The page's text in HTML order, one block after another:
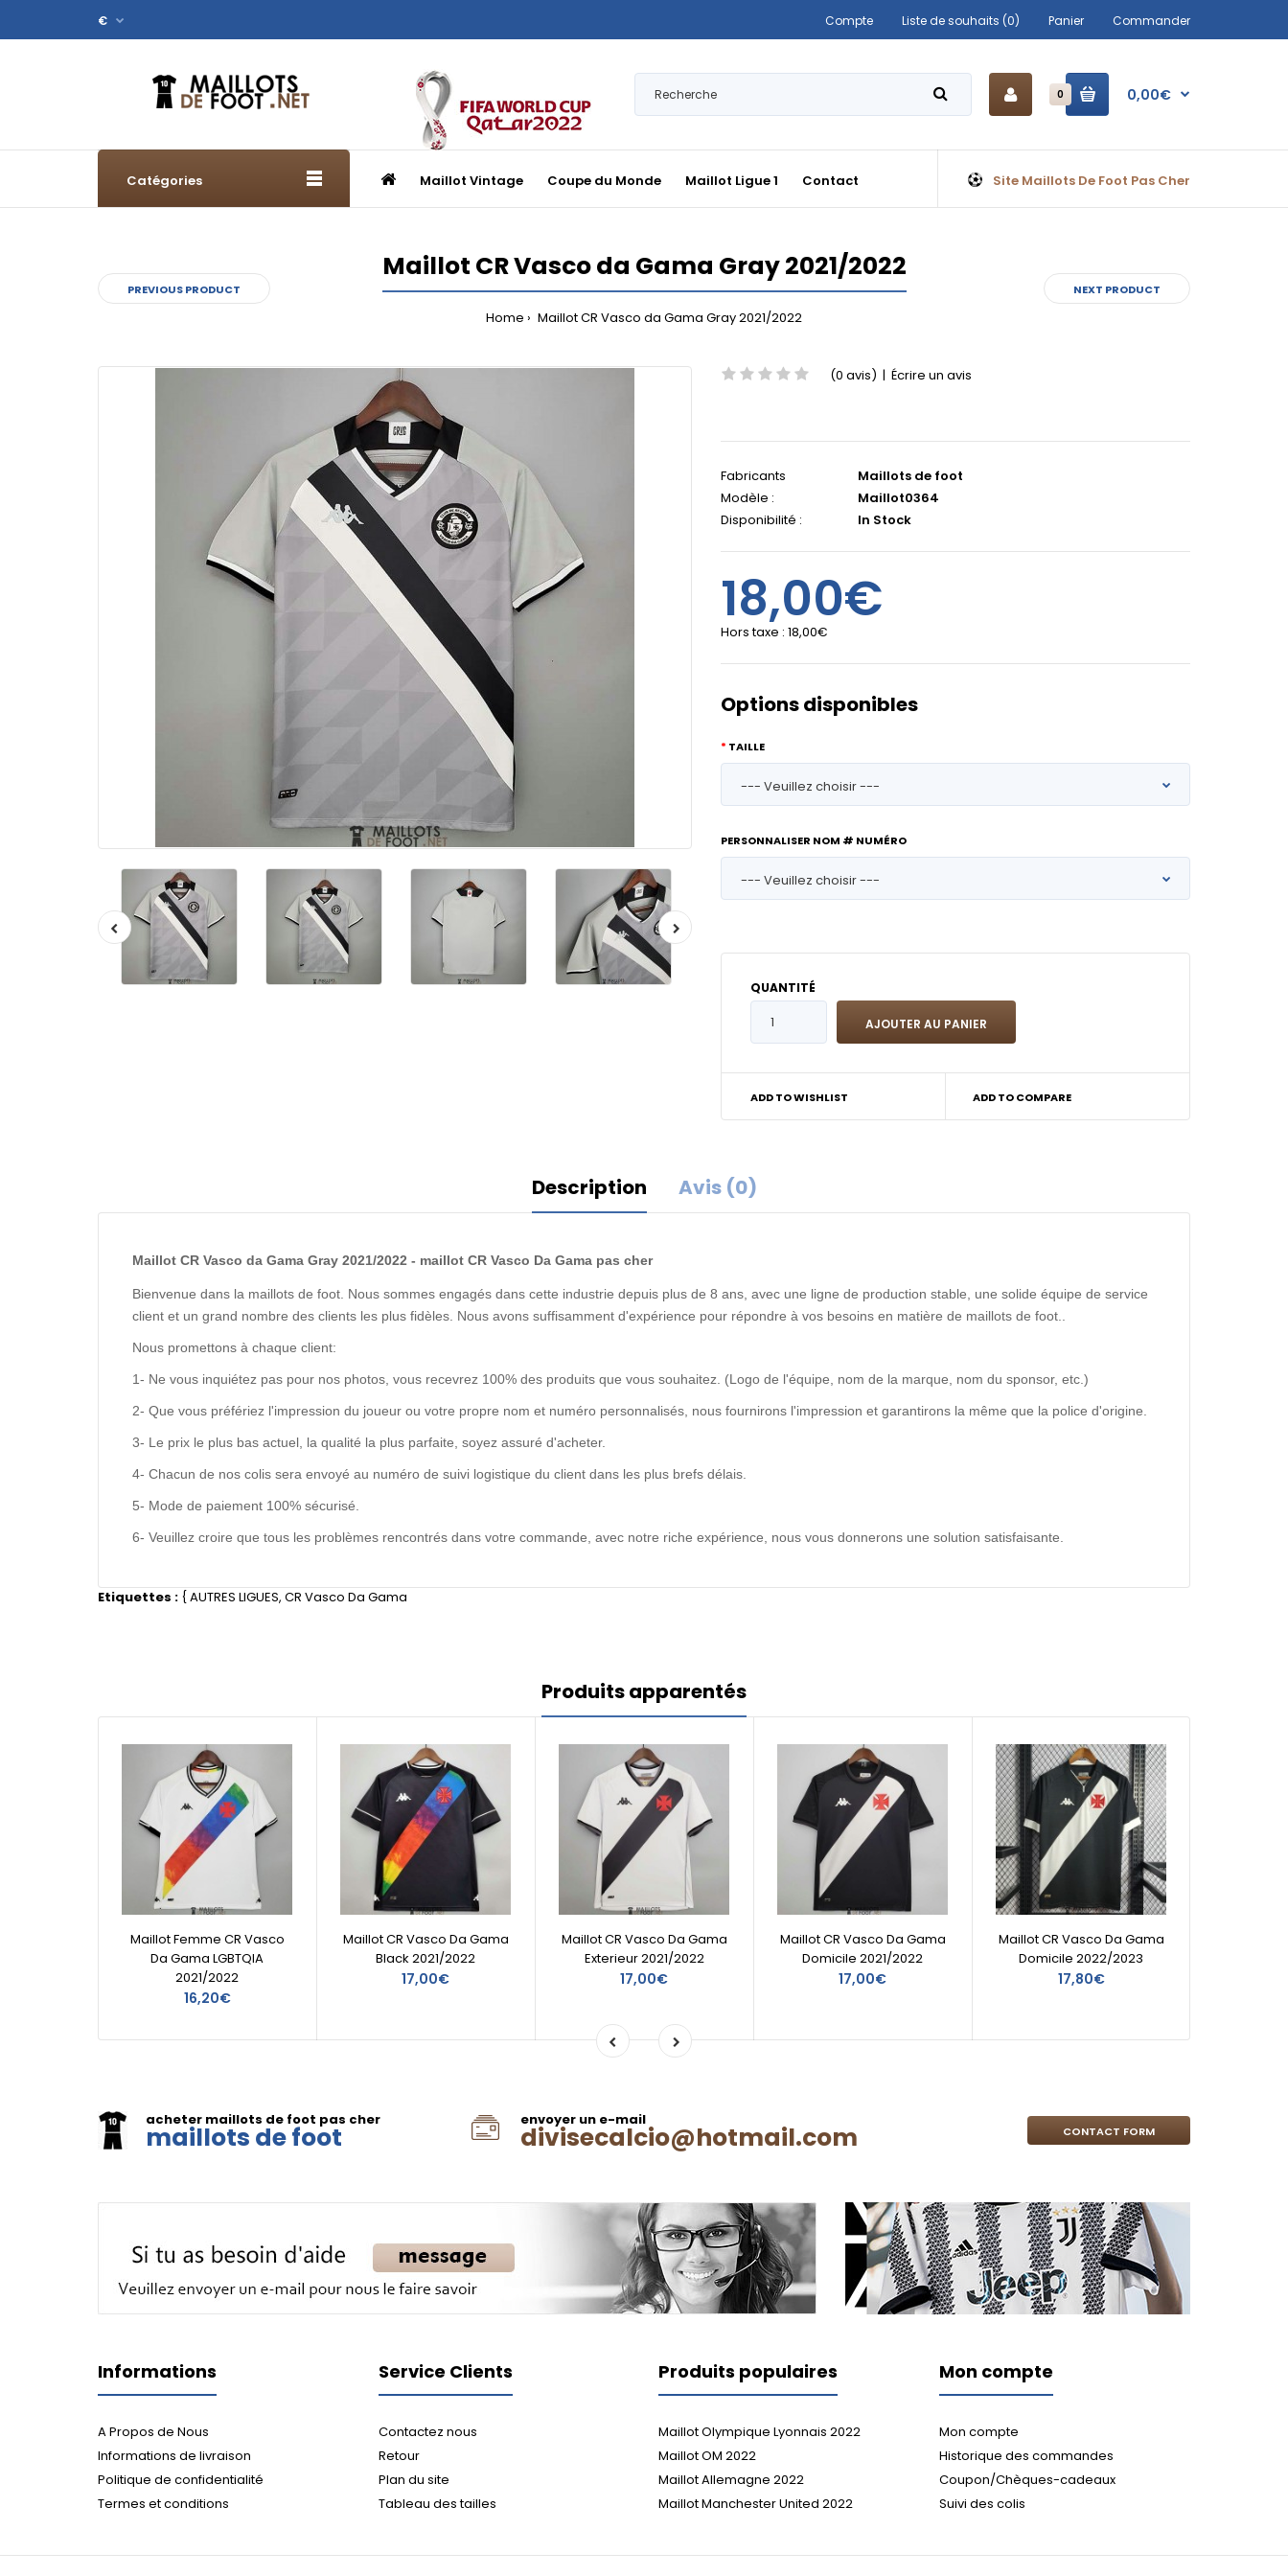
Compte Liste de souhaits (0) Panier Commander
€
0 0,00€
Catégories Maillot Vintage Coupe du Monde Maillot Ligue 1 Contact Site Maillots De Foot Pas Cher
PREVIOUS PRODUCT
Maillot CR Vasco da Gama Gray 2021/2022
Home Maillot CR Vasco da Gama Gray 2021/2022
NEXT PRODUCT
(0 avis) | Écrire un avis
Fabricants
Maillots de foot
Modèle :
Maillot0364
Disponibilité :
In Stock
18,00€
Hors taxe : 18,00€
Options disponibles
TAILLE
PERSONNALISER NOM # NUMÉRO
QUANTITÉ
ADD TO WISHLIST ADD TO COMPARE
Description Avis (0)
Maillot CR Vasco da Gama Gray 2021/2022 - maillot CR Vasco Da Gama pas cher
Bienvenue dans la maillots de foot. Nous sommes engagés dans cette industrie depuis plus de 8 ans, avec une ligne de production stable, une solide équipe de service
client et un grand nombre des clients les plus fidèles. Nous avons suffisamment d'expérience pour répondre à vos besoins en matière de maillots de foot..
Nous promettons à chaque client:
1- Ne vous inquiétez pas pour nos photos, vous recevrez 100% des produits que vous souhaitez. (Logo de l'équipe, nom de la marque, nom du sponsor, etc.)
2- Que vous préfériez l'impression du joueur ou votre propre nom et numéro personnalisés, nous fournirons l'impression et garantirons la même que la police d'origine.
3- Le prix le plus bas actuel, la qualité la plus parfaite, soyez assuré d'acheter.
4- Chacun de nos colis sera envoyé au numéro de suivi logistique du client dans les plus brefs délais.
5- Mode de paiement 100% sécurisé.
6- Veuillez croire que tous les problèmes rencontrés dans votre commande, avec notre riche expérience, nous vous donnerons une solution satisfaisante.
Etiquettes : {AUTRES LIGUES, CR Vasco Da Gama
Produits apparentés
Maillot Femme CR Vasco
Da Gama LGBTQIA
2021/2022
16,20€
Maillot CR Vasco Da Gama
Black 2021/2022
17,00€
Maillot CR Vasco Da Gama
Exterieur 2021/2022
17,00€
Maillot CR Vasco Da Gama
Domicile 2021/2022
17,00€
Maillot CR Vasco Da Gama
Domicile 2022/2023
17,80€
acheter maillots de foot pas cher
maillots de foot
envoyer un e-mail
divisecalcio@hotmail.com CONTACT FORM
Informations
A Propos de Nous
Informations de livraison
Politique de confidentialité
Termes et conditions
Service Clients
Contactez nous
Retour
Plan du site
Tableau des tailles
Produits populaires
Maillot Olympique Lyonnais 2022
Maillot OM 2022
Maillot Allemagne 2022
Maillot Manchester United 2022
Mon compte
Mon compte
Historique des commandes
Coupon/Chèques-cadeaux
Suivi des colis